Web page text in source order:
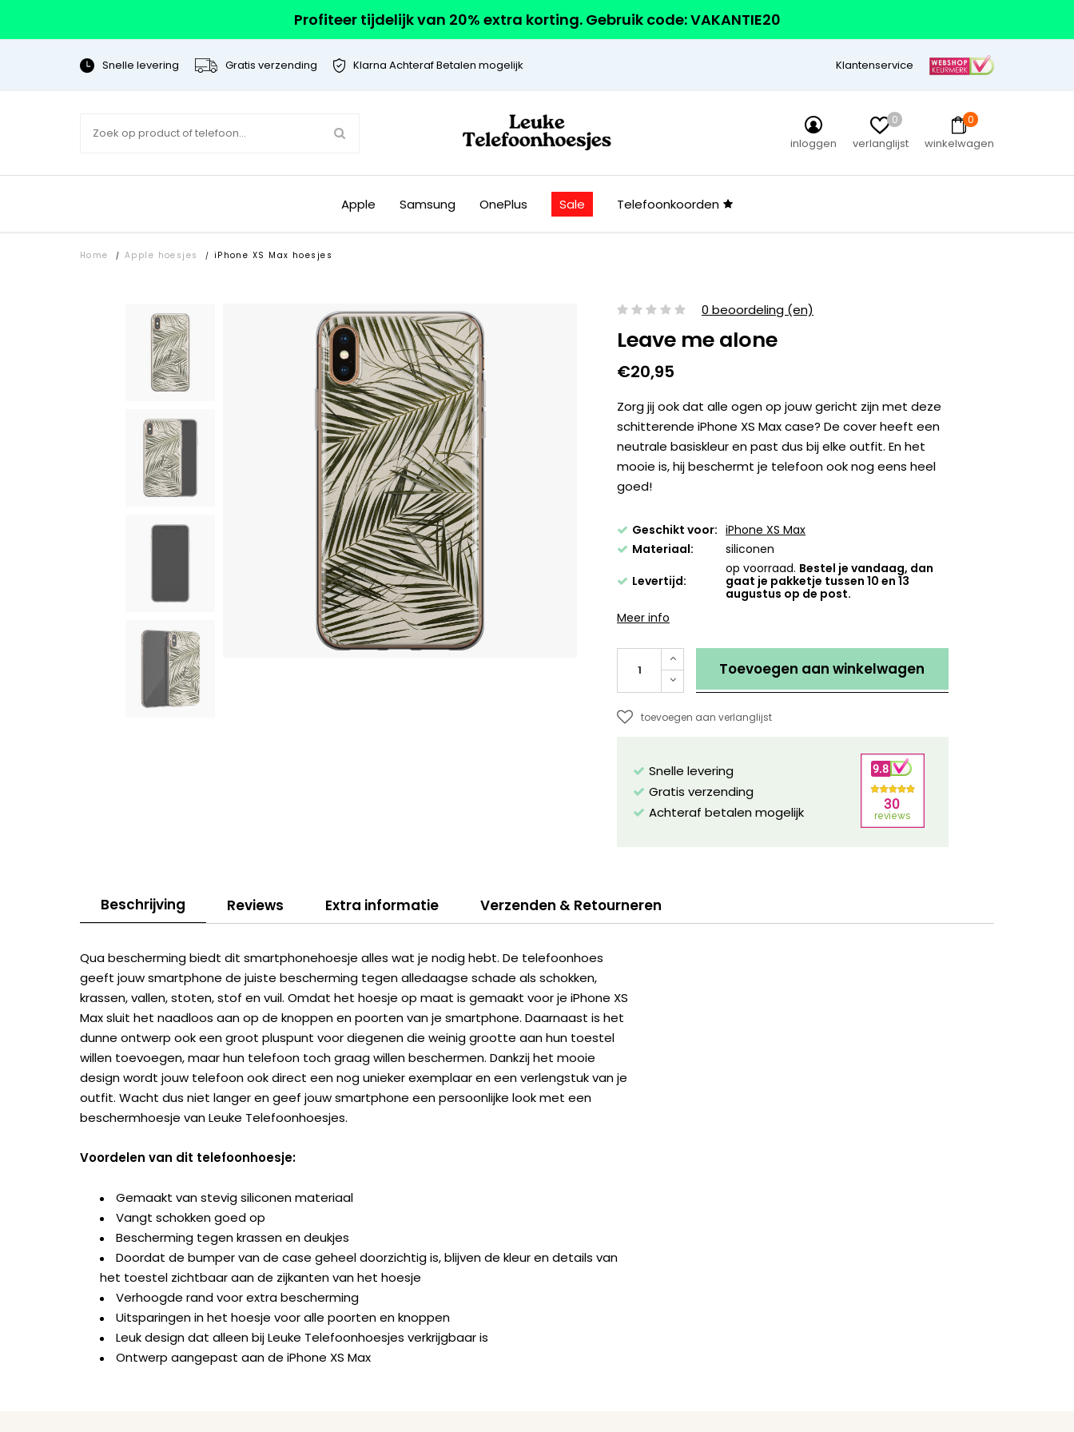
Profiteer tijdelijk van 20% extra korting. Gebruik code: VAKANTIE20
Snelle levering Gratis verzending Klarna Achteraf Betalen mogelijk Klantenservice
inloggen
0
verlanglijst
0
winkelwagen
Apple Samsung OnePlus Sale Telefoonkoorden
Home / Apple hoesjes / iPhone XS Max hoesjes
0 beoordeling (en)
Leave me alone
€20,95
Zorg jij ook dat alle ogen op jouw gericht zijn met deze
schitterende iPhone XS Max case? De cover heeft een
neutrale basiskleur en past dus bij elke outfit. En het
mooie is, hij beschermt je telefoon ook nog eens heel
goed!
Geschikt voor: iPhone XS Max
Materiaal:
siliconen
Levertijd:
op voorraad. Bestel je vandaag, dan
gaat je pakketje tussen 10 en 13
augustus op de post.
Meer info
Toevoegen aan winkelwagen
toevoegen aan verlanglijst
Snelle levering
Gratis verzending
Achteraf betalen mogelijk
Beschrijving Reviews Extra informatie Verzenden & Retourneren
Qua bescherming biedt dit smartphonehoesje alles wat je nodig hebt. De telefoonhoes
geeft jouw smartphone de juiste bescherming tegen alledaagse schade als schokken,
krassen, vallen, stoten, stof en vuil. Omdat het hoesje op maat is gemaakt voor je iPhone XS
Max sluit het naadloos aan op de knoppen en poorten van je smartphone. Daarnaast is het
dunne ontwerp ook een groot pluspunt voor diegenen die weinig grootte aan hun toestel
willen toevoegen, maar hun telefoon toch graag willen beschermen. Dankzij het mooie
design wordt jouw telefoon ook direct een nog unieker exemplaar en een verlengstuk van je
outfit. Wacht dus niet langer en geef jouw smartphone een persoonlijke look met een
beschermhoesje van Leuke Telefoonhoesjes.
Voordelen van dit telefoonhoesje:
Gemaakt van stevig siliconen materiaal
Vangt schokken goed op
Bescherming tegen krassen en deukjes
Doordat de bumper van de case geheel doorzichtig is, blijven de kleur en details van
het toestel zichtbaar aan de zijkanten van het hoesje
Verhoogde rand voor extra bescherming
Uitsparingen in het hoesje voor alle poorten en knoppen
Leuk design dat alleen bij Leuke Telefoonhoesjes verkrijgbaar is
Ontwerp aangepast aan de iPhone XS Max